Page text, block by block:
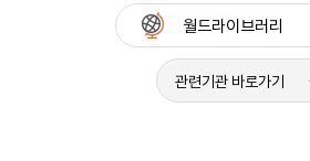
월드라이브러리
관련기관 바로가기